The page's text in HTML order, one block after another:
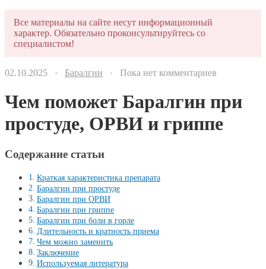
Все материалы на сайте несут информационный
характер. Обязательно проконсультируйтесь со
специалистом!
02.10.2025 · Баралгин · Пока нет комментариев
Чем поможет Баралгин при
простуде, ОРВИ и гриппе
Содержание статьи
Краткая характеристика препарата
Баралгин при простуде
Баралгин при ОРВИ
Баралгин при гриппе
Баралгин при боли в горле
Длительность и кратность приема
Чем можно заменить
Заключение
Используемая литература